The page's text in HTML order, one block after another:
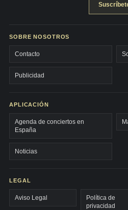
SOBRE NOSOTROS
Contacto
Publicidad
APLICACIÓN
Agenda de conciertos en
España
Noticias
LEGAL
Aviso Legal
Política de
privacidad